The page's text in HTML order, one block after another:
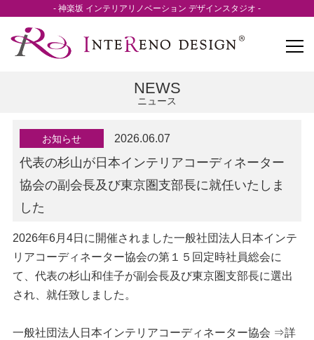
- 神楽坂 インテリアリノベーション デザインスタジオ -
NEWS
ニュース
お知らせ 2026.06.07
代表の杉山が日本インテリアコーディネーター
協会の副会長及び東京圏支部長に就任いたしま
した
2026年6月4日に開催されました一般社団法人日本インテ
リアコーディネーター協会の第１５回定時社員総会に
て、代表の杉山和佳子が副会長及び東京圏支部長に選出
され、就任致しました。
一般社団法人日本インテリアコーディネーター協会 ⇒詳